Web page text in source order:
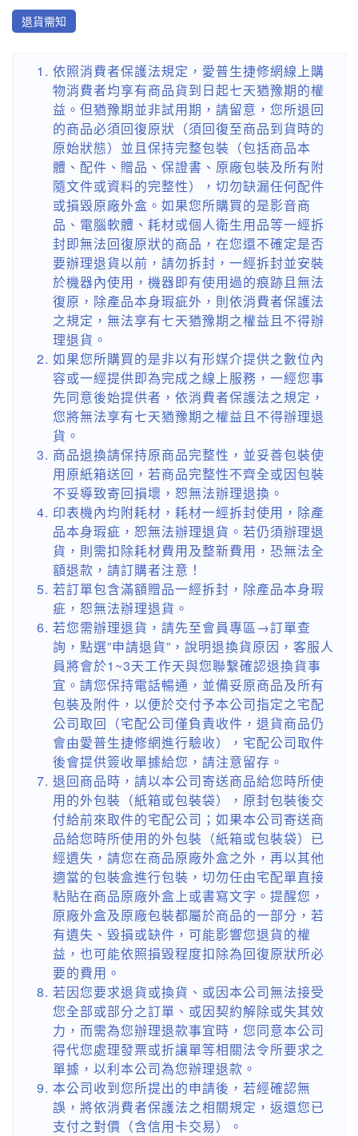
退貨需知
依照消費者保護法規定，愛普生捷修網線上購
物消費者均享有商品貨到日起七天猶豫期的權
益。但猶豫期並非試用期，請留意，您所退回
的商品必須回復原狀（須回復至商品到貨時的
原始狀態）並且保持完整包裝（包括商品本
體、配件、贈品、保證書、原廠包裝及所有附
隨文件或資料的完整性），切勿缺漏任何配件
或損毀原廠外盒。如果您所購買的是影音商
品、電腦軟體、耗材或個人衛生用品等一經拆
封即無法回復原狀的商品，在您還不確定是否
要辦理退貨以前，請勿拆封，一經拆封並安裝
於機器內使用，機器即有使用過的痕跡且無法
復原，除產品本身瑕疵外，則依消費者保護法
之規定，無法享有七天猶豫期之權益且不得辦
理退貨。
如果您所購買的是非以有形媒介提供之數位內
容或一經提供即為完成之線上服務，一經您事
先同意後始提供者，依消費者保護法之規定，
您將無法享有七天猶豫期之權益且不得辦理退
貨。
商品退換請保持原商品完整性，並妥善包裝使
用原紙箱送回，若商品完整性不齊全或因包裝
不妥導致寄回損壞，恕無法辦理退換。
印表機內均附耗材，耗材一經拆封使用，除產
品本身瑕疵，恕無法辦理退貨。若仍須辦理退
貨，則需扣除耗材費用及整新費用，恐無法全
額退款，請訂購者注意！
若訂單包含滿額贈品一經拆封，除產品本身瑕
疵，恕無法辦理退貨。
若您需辦理退貨，請先至會員專區→訂單查
詢，點選”申請退貨”，說明退換貨原因，客服人
員將會於1~3天工作天與您聯繫確認退換貨事
宜。請您保持電話暢通，並備妥原商品及所有
包裝及附件，以便於交付予本公司指定之宅配
公司取回（宅配公司僅負責收件，退貨商品仍
會由愛普生捷修網進行驗收），宅配公司取件
後會提供簽收單據給您，請注意留存。
退回商品時，請以本公司寄送商品給您時所使
用的外包裝（紙箱或包裝袋），原封包裝後交
付給前來取件的宅配公司；如果本公司寄送商
品給您時所使用的外包裝（紙箱或包裝袋）已
經遺失，請您在商品原廠外盒之外，再以其他
適當的包裝盒進行包裝，切勿任由宅配單直接
粘貼在商品原廠外盒上或書寫文字。提醒您，
原廠外盒及原廠包裝都屬於商品的一部分，若
有遺失、毀損或缺件，可能影響您退貨的權
益，也可能依照損毀程度扣除為回復原狀所必
要的費用。
若因您要求退貨或換貨、或因本公司無法接受
您全部或部分之訂單、或因契約解除或失其效
力，而需為您辦理退款事宜時，您同意本公司
得代您處理發票或折讓單等相關法令所要求之
單據，以利本公司為您辦理退款。
本公司收到您所提出的申請後，若經確認無
誤，將依消費者保護法之相關規定，返還您已
支付之對價（含信用卡交易）。